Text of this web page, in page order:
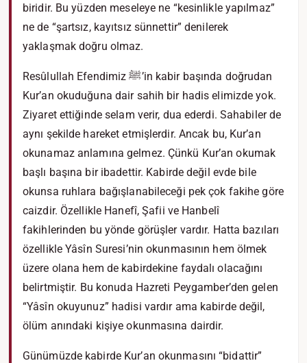
biridir. Bu yüzden meseleye ne “kesinlikle yapılmaz”
ne de “şartsız, kayıtsız sünnettir” denilerek
yaklaşmak doğru olmaz.
Resûlullah Efendimiz ﷺ’in kabir başında doğrudan
Kur’an okuduğuna dair sahih bir hadis elimizde yok.
Ziyaret ettiğinde selam verir, dua ederdi. Sahabiler de
aynı şekilde hareket etmişlerdir. Ancak bu, Kur’an
okunamaz anlamına gelmez. Çünkü Kur’an okumak
başlı başına bir ibadettir. Kabirde değil evde bile
okunsa ruhlara bağışlanabileceği pek çok fakihe göre
caizdir. Özellikle Hanefî, Şafii ve Hanbelî
fakihlerinden bu yönde görüşler vardır. Hatta bazıları
özellikle Yâsîn Suresi’nin okunmasının hem ölmek
üzere olana hem de kabirdekine faydalı olacağını
belirtmiştir. Bu konuda Hazreti Peygamber’den gelen
“Yâsîn okuyunuz” hadisi vardır ama kabirde değil,
ölüm anındaki kişiye okunmasına dairdir.
Günümüzde kabirde Kur’an okunmasını “bidattir”